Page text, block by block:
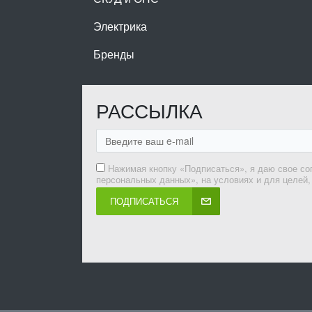
Электрика
Бренды
РАССЫЛКА
Нажимая кнопку «Подписаться», я даю свое
персональных данных», на условиях и для
ПОДПИСАТЬСЯ